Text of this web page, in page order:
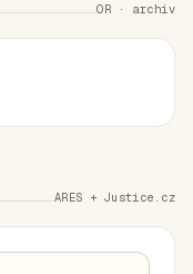
OR · archiv
ARES + Justice.cz